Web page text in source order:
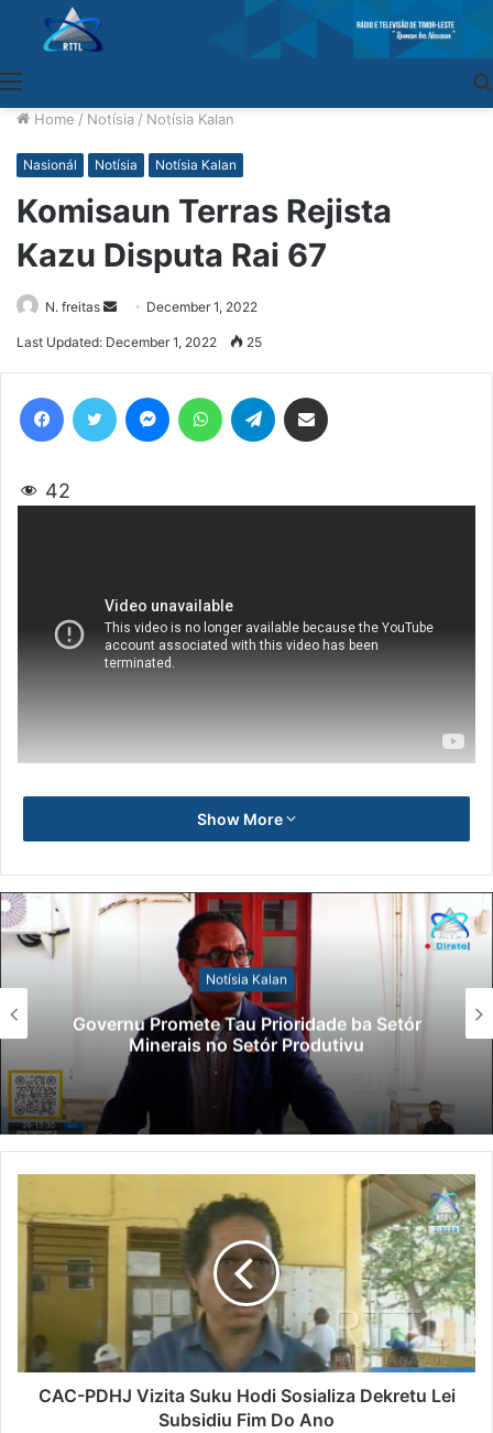
Home / Notísia / Notísia Kalan
Nasionál Notísia Notísia Kalan
Komisaun Terras Rejista
Kazu Disputa Rai 67
N. freitas
SendDecember 1, 2022
Last Updated: December 1, 2022 25
42
Show More
Notísia Kalan
Governu Promete Tau Prioridade ba Setór
Minerais no Setór Produtivu
CAC-PDHJ Vizita Suku Hodi Sosializa Dekretu Lei
Subsidiu Fim Do Ano